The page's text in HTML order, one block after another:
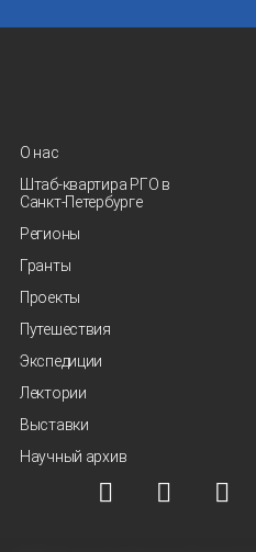
О нас
Штаб-квартира РГО в
Санкт‑Петербурге
Регионы
Гранты
Проекты
Путешествия
Экспедиции
Лектории
Выставки
Научный архив